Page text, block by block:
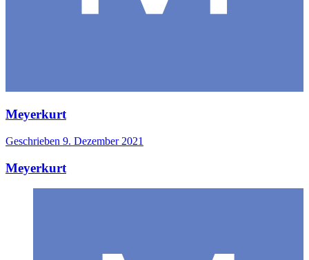
Meyerkurt
Geschrieben 9. Dezember 2021
Meyerkurt